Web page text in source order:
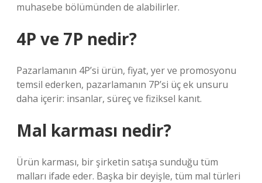
muhasebe bölümünden de alabilirler.
4P ve 7P nedir?
Pazarlamanın 4P’si ürün, fiyat, yer ve promosyonu
temsil ederken, pazarlamanın 7P’si üç ek unsuru
daha içerir: insanlar, süreç ve fiziksel kanıt.
Mal karması nedir?
Ürün karması, bir şirketin satışa sunduğu tüm
malları ifade eder. Başka bir deyişle, tüm mal türleri